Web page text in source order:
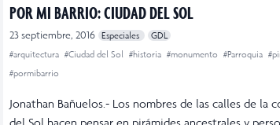
POR MI BARRIO: CIUDAD DEL SOL
23 septiembre, 2016 Especiales
GDL
#arquitectura #Ciudad del Sol #historia #monumento #Parroquia
#pormibarrio
Jonathan Bañuelos.- Los nombres de las calles de la